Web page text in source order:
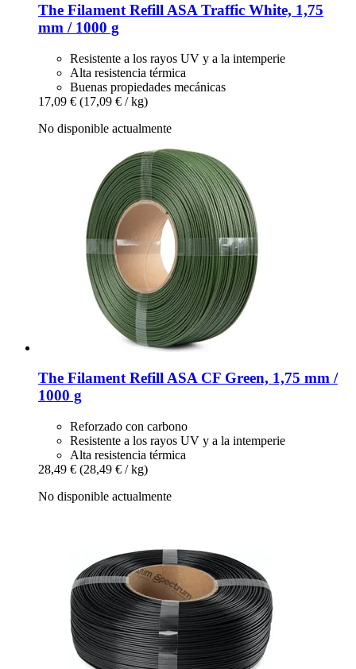
The Filament Refill ASA Traffic White, 1,75
mm / 1000 g
Resistente a los rayos UV y a la intemperie
Alta resistencia térmica
Buenas propiedades mecánicas
17,09 € (17,09 € / kg)
No disponible actualmente
The FilamentRefill ASA CF Green, 1,75 mm /
1000 g
Reforzado con carbono
Resistente a los rayos UV y a la intemperie
Alta resistencia térmica
28,49 € (28,49 € / kg)
No disponible actualmente